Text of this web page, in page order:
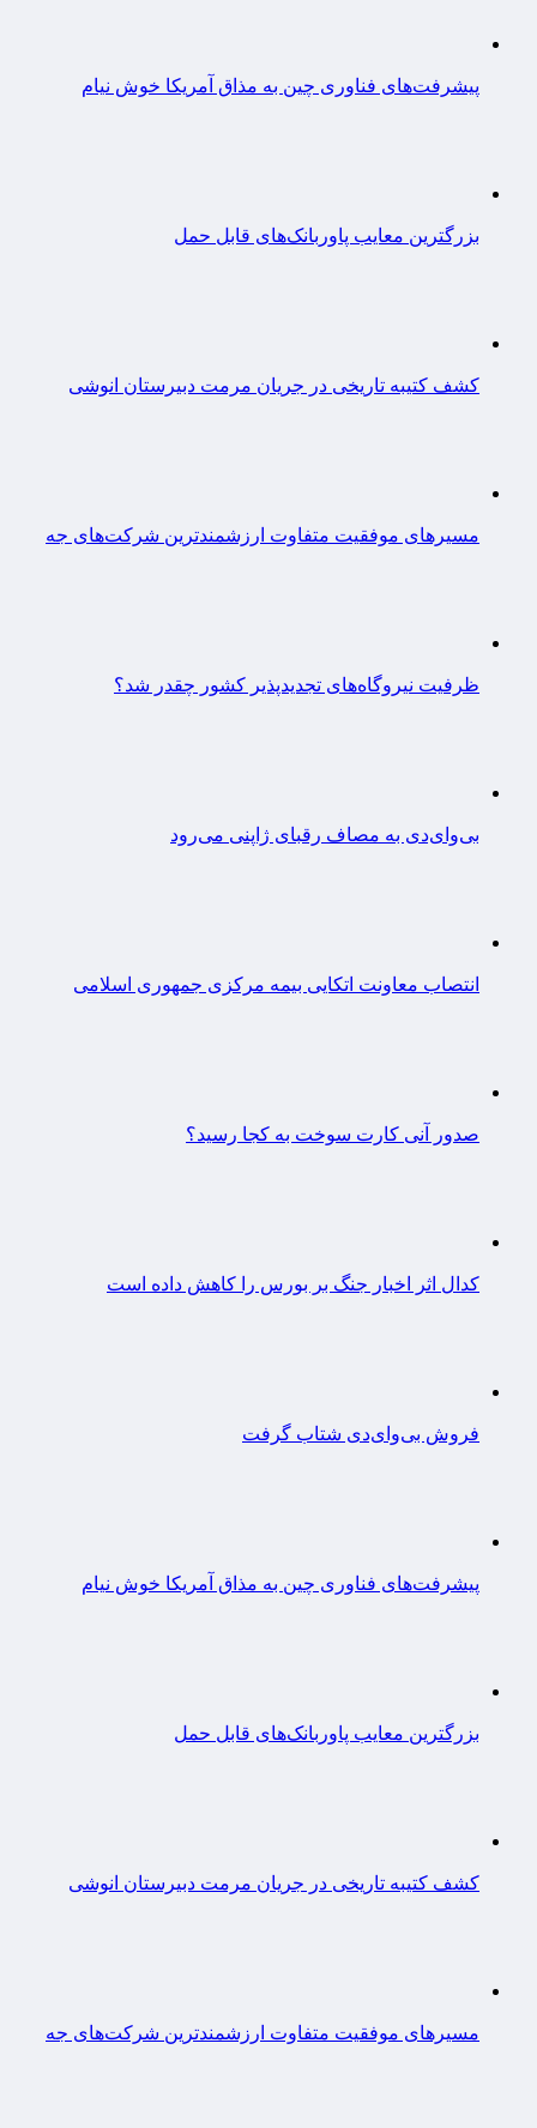
پیشرفت‌های فناوری چین به مذاق آمریکا خوش نیام
بزرگترین معایب پاوربانک‌های قابل حمل
کشف کتیبه تاریخی در جریان مرمت دبیرستان انوشی
مسیرهای موفقیت متفاوت ارزشمندترین شرکت‌های جه
ظرفیت نیروگاه‌های تجدیدپذیر کشور چقدر شد؟
بی‌وای‌دی به مصاف رقبای ژاپنی می‌رود
انتصاب معاونت اتکایی بیمه مرکزی جمهوری اسلامی
صدور آنی کارت سوخت به کجا رسید؟
کدال اثر اخبار جنگ بر بورس را کاهش داده است
فروش بی‌وای‌دی شتاب گرفت
پیشرفت‌های فناوری چین به مذاق آمریکا خوش نیام
بزرگترین معایب پاوربانک‌های قابل حمل
کشف کتیبه تاریخی در جریان مرمت دبیرستان انوشی
مسیرهای موفقیت متفاوت ارزشمندترین شرکت‌های جه